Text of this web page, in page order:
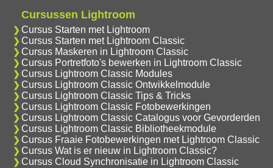
Cursussen Lightroom
Cursus Starten met Lightroom
Cursus Starten met Lightroom Classic
Cursus Maskeren in Lightroom Classic
Cursus Portretfoto's bewerken in Lightroom Classic
Cursus Lightroom Classic Modules
Cursus Lightroom Classic Ontwikkelmodule
Cursus Lightroom Classic Tips & Tricks
Cursus Lightroom Classic Fotobewerkingen
Cursus Lightroom Classic Catalogus voor Gevorderden
Cursus Lightroom Classic Bibliotheekmodule
Cursus Fraaie Fotobewerkingen met Lightroom Classic
Cursus Wat is er nieuw in Lightroom Classic?
Cursus Cloud Synchronisatie in Lightroom Classic